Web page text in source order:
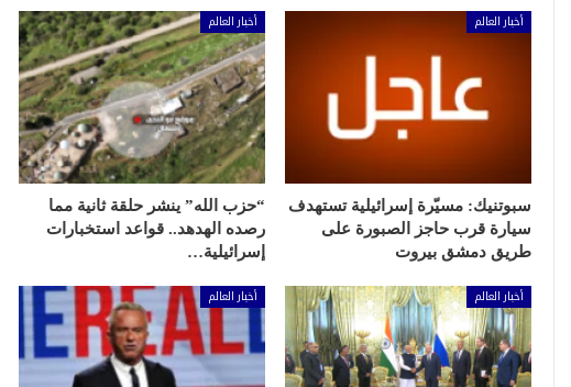
أخبار العالم
سبوتنيك: مسيّرة إسرائيلية تستهدف
سيارة قرب حاجز الصبورة على
طريق دمشق بيروت
أخبار العالم
“حزب الله” ينشر حلقة ثانية مما
رصده الهدهد.. قواعد استخبارات
إسرائيلية…
أخبار العالم أخبار العالم